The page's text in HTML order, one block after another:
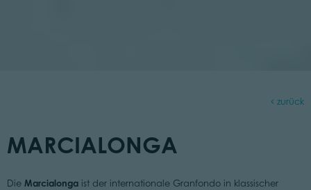
zurück
MARCIALONGA
Die Marcialonga ist der internationale Granfondo in klassischer